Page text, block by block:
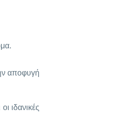
αποφυγή
ιδανικές